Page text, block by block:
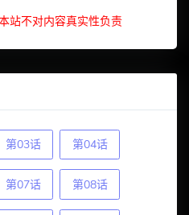
站不对内容真实性负责
第03话 第04话
第07话 第08话